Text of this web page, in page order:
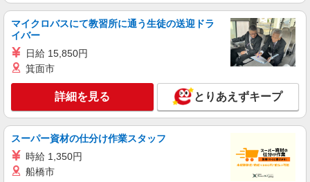
時給2000円〜 ＜日払い有/週払い有/交通費全
支給(ガソリン代含む)＞
詳細を見る
株式会社kotrio /●MT-H-1815697
松本市★病院でお掃除/食事の配膳など♪★激募
★
時給1500円〜2125円 ＜日払い有/週払い有/交
マイクロバスにて教習所に通う生徒の送迎ドラ
イバー
日給 15,850円
箕面市
詳細を見る とりあえずキープ
スーパー資材の仕分け作業スタッフ
時給 1,350円
船橋市